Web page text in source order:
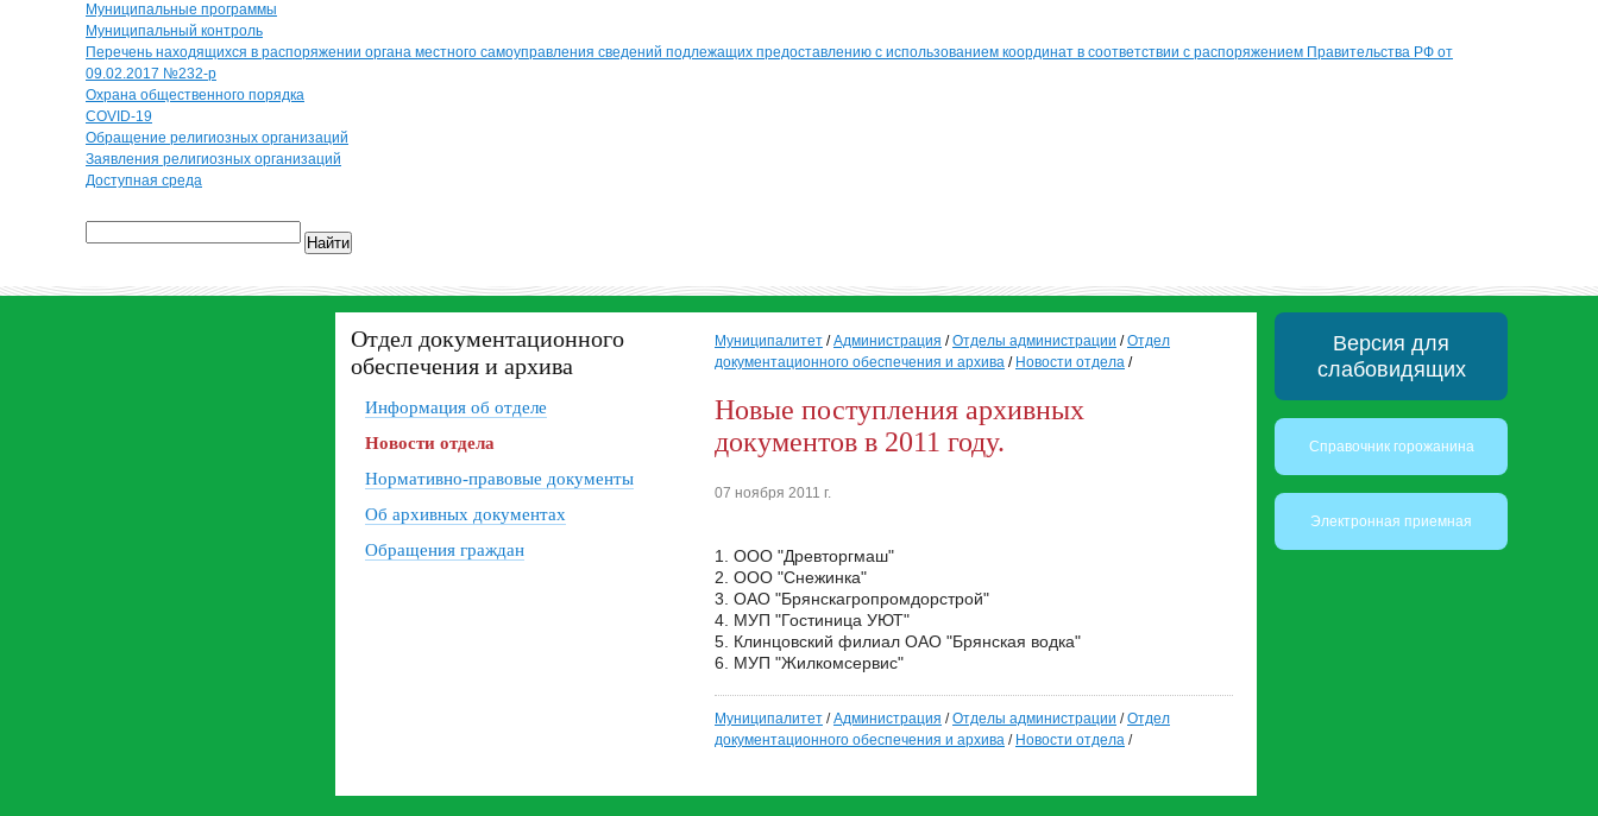
Муниципальные программы
Муниципальный контроль
Перечень находящихся в распоряжении органа местного самоуправления сведений подлежащих предоставлению с использованием координат в соответствии с распоряжением Правительства РФ от
09.02.2017 №232-р
Охрана общественного порядка
COVID-19
Обращение религиозных организаций
Заявления религиозных организаций
Доступная среда
Найти
Отдел документационного
обеспечения и архива
Информация об отделе
Новости отдела
Нормативно-правовые документы
Об архивных документах
Обращения граждан
Муниципалитет /Администрация /Отделы администрации /Отдел
документационного обеспечения и архива / Новости отдела /
Новые поступления архивных
документов в 2011 году.
07 ноября 2011 г.
1. ООО "Древторгмаш"
2. ООО "Снежинка"
3. ОАО "Брянскагропромдорстрой"
4. МУП "Гостиница УЮТ"
5. Клинцовский филиал ОАО "Брянская водка"
6. МУП "Жилкомсервис"
Муниципалитет /Администрация /Отделы администрации /Отдел
документационного обеспечения и архива / Новости отдела /
Версия для
слабовидящих
Справочник горожанина
Электронная приемная